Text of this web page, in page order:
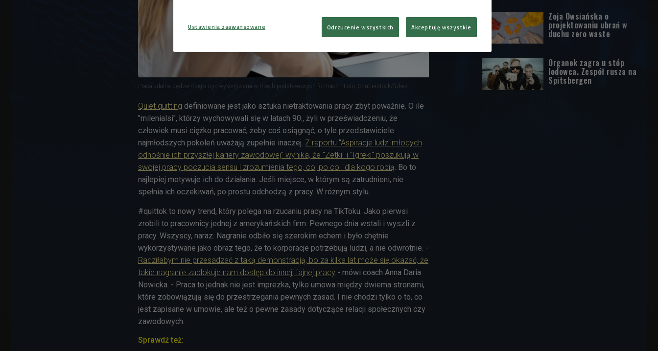
Praca zdalna będzie mogła być wykonywana w trzech podstawowych formach Foto: Shutterstock/fizkes
Quiet quitting definiowane jest jako sztuka nietraktowania pracy zbyt poważnie. O ile
"milenialsi", którzy wychowywali się w latach 90., żyli w przeświadczeniu, że
człowiek musi ciężko pracować, żeby coś osiągnąć, o tyle przedstawiciele
najmłodszych pokoleń uważają zupełnie inaczej. Z raportu "Aspiracje ludzi młodych
odnośnie ich przyszłej kariery zawodowej" wynika, że "Zetki" i "Igreki" poszukują w
swojej pracy poczucia sensu i zrozumienia tego, co, po co i dla kogo robią. Bo to
najlepiej motywuje ich do działania. Jeśli miejsce, w którym są zatrudnieni, nie
spełnia ich oczekiwań, po prostu odchodzą z pracy. W różnym stylu.
#quittok to nowy trend, który polega na rzucaniu pracy na TikToku. Jako pierwsi
zrobili to pracownicy jednej z amerykańskich firm. Pewnego dnia wstali i wyszli z
pracy. Wszyscy, naraz. Nagranie odbiło się szerokim echem i było chętnie
wykorzystywane jako obraz tego, że to korporacje potrzebują ludzi, a nie odwrotnie. -
Radziłabym nie przesadzać z taką demonstracją, bo za kilka lat może się okazać, że
takie nagranie zablokuje nam dostęp do innej, fajnej pracy - mówi coach Anna Daria
Nowicka. - Praca to jednak nie jest imprezka, tylko umowa między dwiema stronami,
które zobowiązują się do przestrzegania pewnych zasad. I nie chodzi tylko o to, co
jest zapisane w umowie, ale też o pewne zasady dotyczące relacji społecznych czy
zawodowych.
Sprawdź też:
Zoja Owsiańska o
projektowaniu ubrań w
duchu zero waste
Organek zagra u stóp
lodowca. Zespół rusza na
Spitsbergen
Ustawienia zaawansowane Odrzucenie wszystkich Akceptuję wszystkie